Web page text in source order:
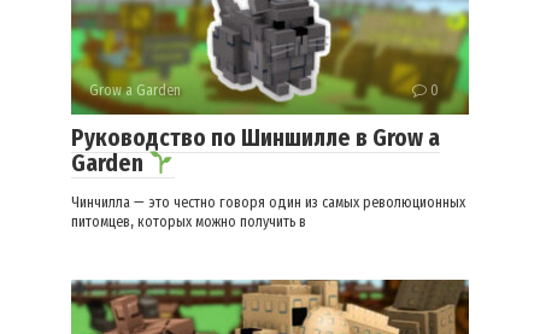
Grow a Garden 0
Руководство по Шиншилле в Grow a
Garden
Чинчилла — это честно говоря один из самых революционных
питомцев, которых можно получить в